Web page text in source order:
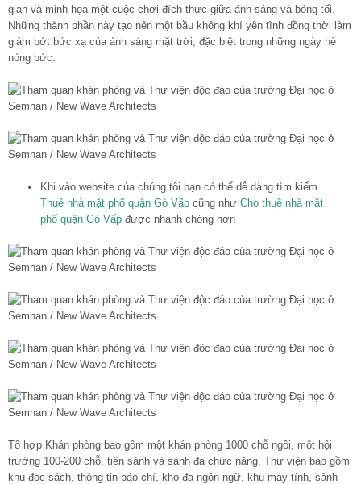
gian và minh họa một cuộc chơi đích thực giữa ánh sáng và bóng tối.
Những thành phần này tạo nên một bầu không khí yên tĩnh đồng thời làm
giảm bớt bức xạ của ánh sáng mặt trời, đặc biệt trong những ngày hè
nóng bức.
Khi vào website của chúng tôi bạn có thể dễ dàng tìm kiếm
Thuê nhà mặt phố quận Gò Vấp cũng như Cho thuê nhà mặt
phố quận Gò Vấp được nhanh chóng hơn
Tổ hợp Khán phòng bao gồm một khán phòng 1000 chỗ ngồi, một hội
trường 100-200 chỗ, tiền sảnh và sảnh đa chức năng. Thư viện bao gồm
khu đọc sách, thông tin báo chí, kho đa ngôn ngữ, khu máy tính, sảnh